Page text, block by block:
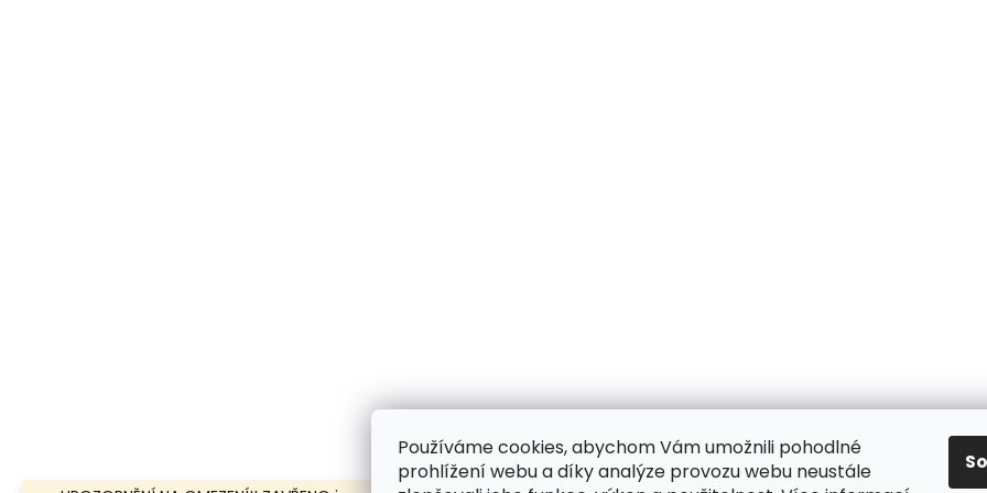
Používáme cookies, abychom Vám umožnili pohodlné
prohlížení webu a díky analýze provozu webu neustále